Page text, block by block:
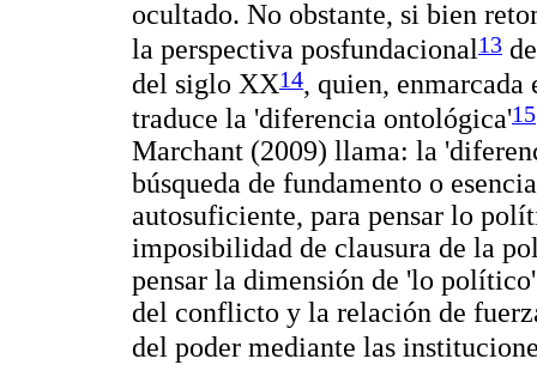
ocultado. No obstante, si bien
la perspectiva posfundacional13
del siglo XX14, quien,
traduce la 'diferencia ontológica'15
Marchant (2009) llama: la
búsqueda de fundamento o
autosuficiente, para pensar lo
imposibilidad de clausura de la
pensar la dimensión de 'lo
del conflicto y la relación de
del poder mediante las